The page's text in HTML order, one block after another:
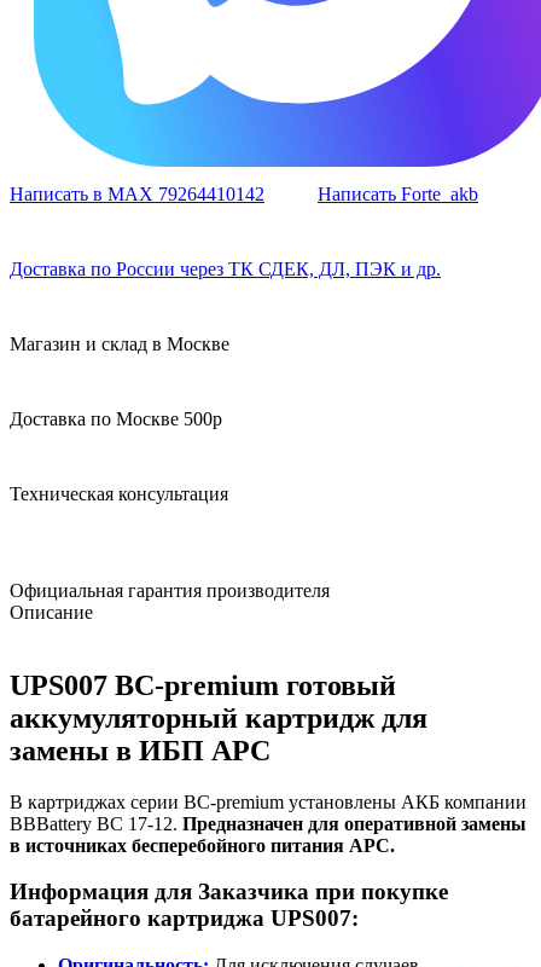
Написать в MAX 79264410142 Написать Forte_akb
Доставка по России через ТК СДЕК, ДЛ, ПЭК и др.
Магазин и склад в Москве
Доставка по Москве 500р
Техническая консультация
Официальная гарантия производителя
Описание
UPS007 BC-premium готовый
аккумуляторный картридж для
замены в ИБП APC
В картриджах серии BC-premium установлены АКБ компании
BBBattery BC 17-12. Предназначен для оперативной замены
в источниках бесперебойного питания APC.
Информация для Заказчика при покупке
батарейного картриджа UPS007: